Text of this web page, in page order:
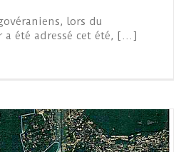
lors du
a été adressé cet été, […]